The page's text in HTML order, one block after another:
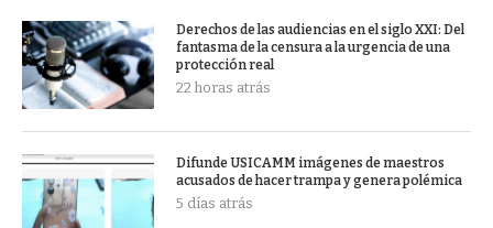
Derechos de las audiencias en el siglo XXI: Del
fantasma de la censura a la urgencia de una
protección real
22 horas atrás
Difunde USICAMM imágenes de maestros
acusados de hacer trampa y genera polémica
5 días atrás